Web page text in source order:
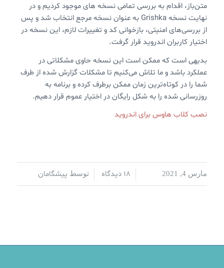
متن‌باز، اقدام به بررسی تمامی نسخه های موجود کردیم و در
نهایت نسخه Grishka به عنوان نسخه مرجع انتخاب شد و پس
از بررسی‌های امنیتی، بازخوانی کد و تغییرات لازم، این نسخه در
اختیار کاربران اندروید قرار گرفت.
بدیهی است که ممکن است این نسخه حاوی مشکلاتی در
عملکرد باشد و ما تلاش می‌کنیم تا مشکلات گزارش شده از طرف
شما را در کوتاه‌ترین زمان ممکن برطرف کرده و برنامه به
روزرسانی شده را به شکل رایگان در اختیار عموم قرار دهیم.
نصب کلاب هاوس برای اندروید
مارس 4, 2021 / 18 دیدگاه
/ توسط پیشگامان